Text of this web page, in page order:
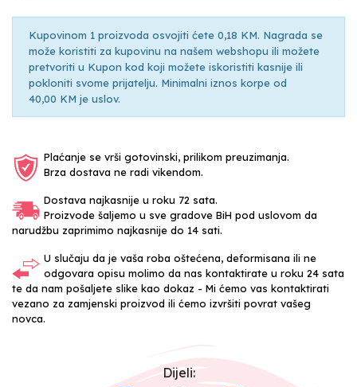
Kupovinom 1 proizvoda osvojiti ćete 0,18 KM. Nagrada se
može koristiti za kupovinu na našem webshopu ili možete
pretvoriti u Kupon kod koji možete iskoristiti kasnije ili
pokloniti svome prijatelju. Minimalni iznos korpe od
40,00 KM je uslov.
Plaćanje se vrši gotovinski, prilikom preuzimanja.
Brza dostava ne radi vikendom.
Dostava najkasnije u roku 72 sata.
Proizvode šaljemo u sve gradove BiH pod uslovom da
narudžbu zaprimimo najkasnije do 14 sati.
U slučaju da je vaša roba oštećena, deformisana ili ne
odgovara opisu molimo da nas kontaktirate u roku 24 sata
te da nam pošaljete slike kao dokaz - Mi ćemo vas kontaktirati
vezano za zamjenski proizvod ili ćemo izvršiti povrat vašeg
novca.
Dijeli: